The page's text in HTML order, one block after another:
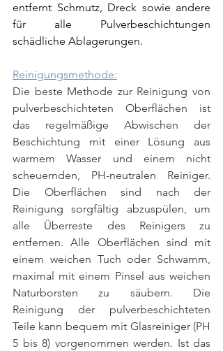
entfernt Schmutz, Dreck sowie andere
für alle Pulverbeschichtungen
schädliche Ablagerungen.
Reinigungsmethode:
Die beste Methode zur Reinigung von
pulverbeschichteten Oberflächen ist
das regelmäßige Abwischen der
Beschichtung mit einer Lösung aus
warmem Wasser und einem nicht
scheuernden, PH-neutralen Reiniger.
Die Oberflächen sind nach der
Reinigung sorgfältig abzuspülen, um
alle Überreste des Reinigers zu
entfernen. Alle Oberflächen sind mit
einem weichen Tuch oder Schwamm,
maximal mit einem Pinsel aus weichen
Naturborsten zu säubern. Die
Reinigung der pulverbeschichteten
Teile kann bequem mit Glasreiniger (PH
5 bis 8) vorgenommen werden. Ist das